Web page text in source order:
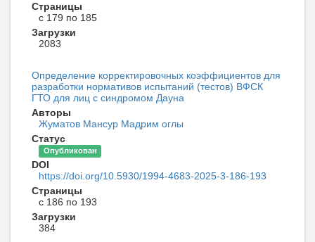
Страницы
с 179 по 185
Загрузки
2083
Определение корректировочных коэффициентов для
разработки нормативов испытаний (тестов) ВФСК
ГТО для лиц с синдромом Дауна
Авторы
Жуматов Мансур Мадрим оглы
Статус
Опубликован
DOI
https://doi.org/10.5930/1994-4683-2025-3-186-193
Страницы
с 186 по 193
Загрузки
384